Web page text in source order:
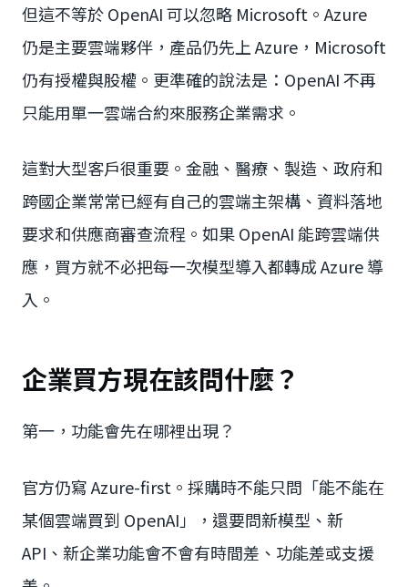
但這不等於 OpenAI 可以忽略 Microsoft。Azure
仍是主要雲端夥伴，產品仍先上 Azure，Microsoft
仍有授權與股權。更準確的說法是：OpenAI 不再
只能用單一雲端合約來服務企業需求。
這對大型客戶很重要。金融、醫療、製造、政府和
跨國企業常常已經有自己的雲端主架構、資料落地
要求和供應商審查流程。如果 OpenAI 能跨雲端供
應，買方就不必把每一次模型導入都轉成 Azure 導
入。
企業買方現在該問什麼？
第一，功能會先在哪裡出現？
官方仍寫 Azure-first。採購時不能只問「能不能在
某個雲端買到 OpenAI」，還要問新模型、新
API、新企業功能會不會有時間差、功能差或支援